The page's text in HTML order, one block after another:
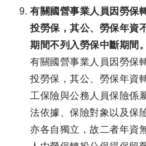
有關國營事業人員因勞保
投勞保，其公、勞保年資
期間不列入勞保中斷期間。
有關國營事業人員因勞保
投勞保，其公、勞保年資
工保險與公務人員保險係
法依據、保險對象以及保
亦各自獨立，故二者年資